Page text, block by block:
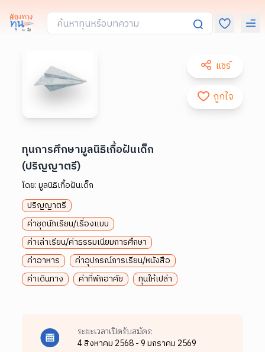
แชร์
ถูกใจ
ทุนการศึกษามูลนิธิเกื้อฝันเด็ก
(ปริญญาตรี)
โดย:มูลนิธิเกื้อฝันเด็ก
ปริญญาตรี
ค่าชุดนักเรียน/เรื่องแบบ
ค่าเล่าเรียน/ค่าธรรมเนียมการศึกษา
ค่าอาหาร
ค่าอุปกรณ์การเรียน/หนังสือ
ค่าเดินทาง
ค่าที่พักอาศัย ทุนให้เปล่า
ระยะเวลาเปิดรับสมัคร:
4 สิงหาคม 2568 - 9 มกราคม 2569